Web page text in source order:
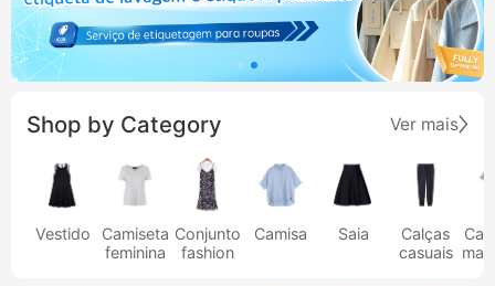
Shop by Category Ver mais
Vestido
Camiseta
feminina
Conjunto
fashion
Camisa Saia
Calças
casuais